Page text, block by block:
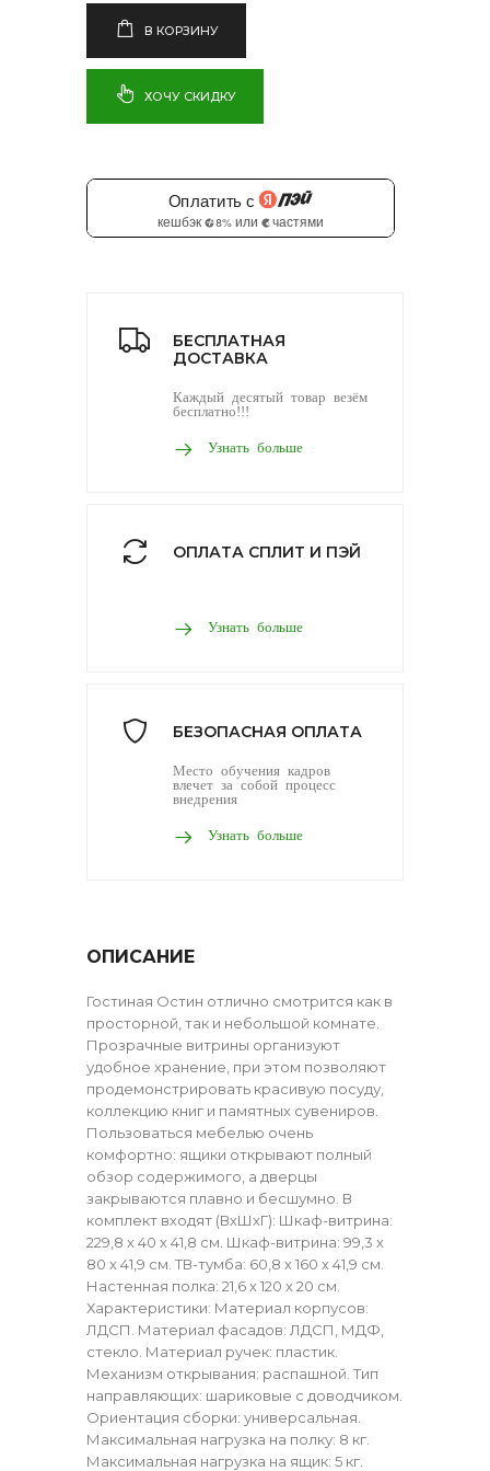
В КОРЗИНУ
ХОЧУ СКИДКУ
БЕСПЛАТНАЯ
ДОСТАВКА
Каждый десятый товар везём
бесплатно!!!
Узнать больше
ОПЛАТА СПЛИТ И ПЭЙ
Узнать больше
БЕЗОПАСНАЯ ОПЛАТА
Место обучения кадров
влечет за собой процесс
внедрения
Узнать больше
ОПИСАНИЕ
Гостиная Остин отлично смотрится как в
просторной, так и небольшой комнате.
Прозрачные витрины организуют
удобное хранение, при этом позволяют
продемонстрировать красивую посуду,
коллекцию книг и памятных сувениров.
Пользоваться мебелью очень
комфортно: ящики открывают полный
обзор содержимого, а дверцы
закрываются плавно и бесшумно. В
комплект входят (ВхШхГ): Шкаф-витрина:
229,8 х 40 х 41,8 см. Шкаф-витрина: 99,3 х
80 х 41,9 см. ТВ-тумба: 60,8 х 160 х 41,9 см.
Настенная полка: 21,6 х 120 х 20 см.
Характеристики: Материал корпусов:
ЛДСП. Материал фасадов: ЛДСП, МДФ,
стекло. Материал ручек: пластик.
Механизм открывания: распашной. Тип
направляющих: шариковые с доводчиком.
Ориентация сборки: универсальная.
Максимальная нагрузка на полку: 8 кг.
Максимальная нагрузка на ящик: 5 кг.